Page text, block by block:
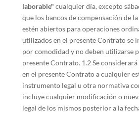
laborable" cualquier día, excepto
que los bancos de compensación de
estén abiertos para operaciones
utilizados en el presente Contrato se
por comodidad y no deben utilizarse
presente Contrato. 1.2 Se
en el presente Contrato a cualquier
instrumento legal u otra normativa
incluye cualquier modificación o
legal de los mismos posterior a la